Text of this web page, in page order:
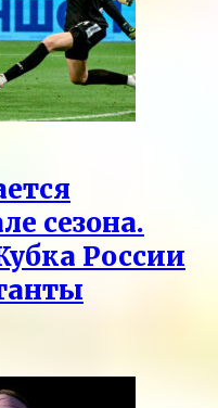
сезона.
России